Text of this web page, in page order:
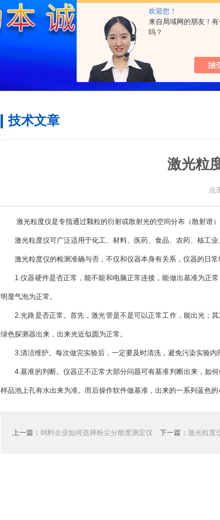
欢迎您！
来自局域网的朋友！
吗？
技术文章
激光粒
点
激光粒度仪是专指通过颗粒的衍射或散射光的空间分布（散射谱）
激光粒度仪可广泛适用于化工、材料、医药、食品、农药、核工业
激光粒度仪的检测准确与否，不仅和仪器本身有关系，仪器的日常
1.仪器硬件是否正常，能不能和电脑正常连接，能做出基准为正常
明显气泡为正常。
2.光路是否正常。首先，激光管是不是可以正常工作，能出光；其
绿色探测器出来，出来光近似圆为正常。
3.清洁维护。每次做完实验后，一定要及时清洗，避免污染实验内
4.基准的判断。仪器正不正常大部分问题可有基准判断出来，如何
样品池上孔有水出来为准。而后操作软件做基准，出来的一系列蓝色的
上一篇： 饲料企业如何选择粉尘分散度测定仪 下一篇： 激光粒度